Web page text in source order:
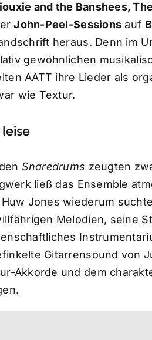
and the Banshees,
John-Peel-Sessions auf
heraus. Denn im
gewöhnlichen
AATT ihre Lieder als
wie Textur.
Snaredrums zeugten
ließ das Ensemble
Jones wiederum
Melodien, seine
Gitarrensound von
Akkorde und dem